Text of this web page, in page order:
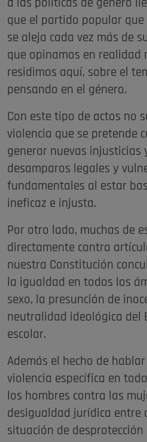
a las políticas de género
que el partido popular que
se aleja cada vez más de
que opinamos en realidad
residimos aquí, sobre el
pensando en el género.
Con este tipo de actos no
violencia que se pretende
generar nuevas injusticias
desamparos legales y
fundamentales al estar
ineficaz e injusta.
Por otro lado, muchas de
directamente contra
nuestra Constitución
la igualdad en todos los
sexo, la presunción de
neutralidad ideológica del
escolar.
Además el hecho de
violencia específica en
los hombres contra las
desigualdad jurídica entre
situación de